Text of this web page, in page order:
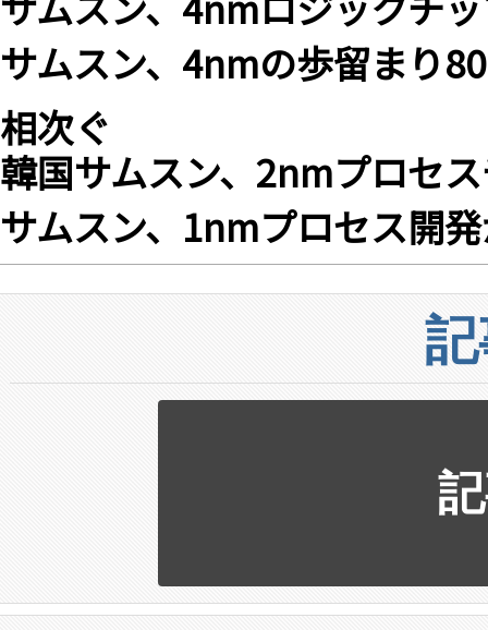
サムスン、4nmの歩留まり
相次ぐ
韓国サムスン、2nmプロセ
サムスン、1nmプロセス開